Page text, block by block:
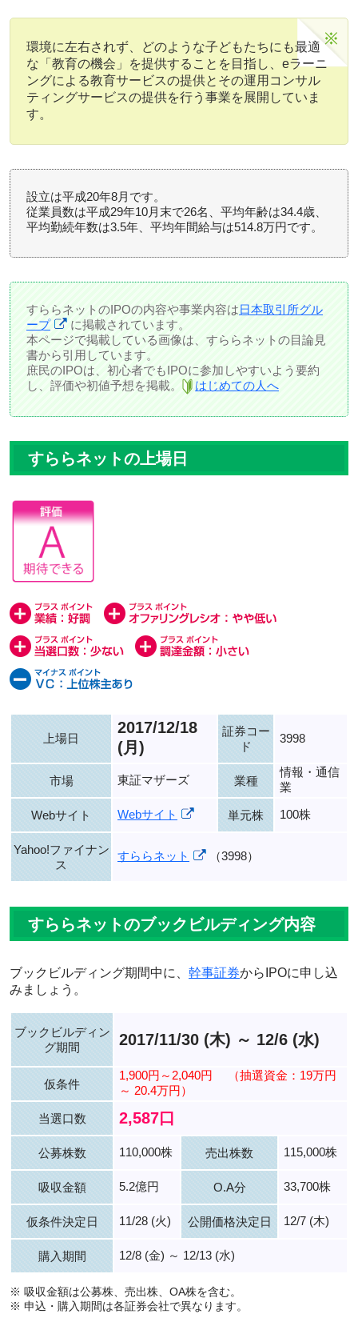
環境に左右されず、どのような子どもたちにも最適
な「教育の機会」を提供することを目指し、eラーニ
ングによる教育サービスの提供とその運用コンサル
ティングサービスの提供を行う事業を展開していま
す。
設立は平成20年8月です。
従業員数は平成29年10月末で26名、平均年齢は34.4歳、
平均勤続年数は3.5年、平均年間給与は514.8万円です。
すららネットのIPOの内容や事業内容は日本取引所グル
ープ
に掲載されています。
本ページで掲載している画像は、すららネットの目論見
書から引用しています。
庶民のIPOは、初心者でもIPOに参加しやすいよう要約
し、評価や初値予想を掲載。
はじめての人へ
すららネットの上場日
上場日
2017/12/18
(月)
証券コー
ド
3998
市場 東証マザーズ 業種
情報・通信
業
Webサイト Webサイト 単元株 100株
Yahoo!ファイナン
ス
すららネット （3998）
すららネットのブックビルディング内容
ブックビルディング期間中に、 幹事証券からIPOに申し込
みましょう。
ブックビルディン
グ期間
2017/11/30 (木) ～ 12/6 (水)
仮条件
1,900円～2,040円
（抽選資金：19万円
～ 20.4万円）
当選口数 2,587口
公募株数 110,000株 売出株数 115,000株
吸収金額 5.2億円 O.A分 33,700株
仮条件決定日 11/28 (火) 公開価格決定日 12/7 (木)
購入期間 12/8 (金) ～ 12/13 (水)
※ 吸収金額は公募株、売出株、OA株を含む。
※ 申込・購入期間は各証券会社で異なります。